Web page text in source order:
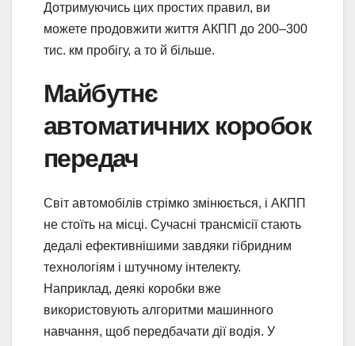
Дотримуючись цих простих правил, ви
можете продовжити життя АКПП до 200–300
тис. км пробігу, а то й більше.
Майбутнє
автоматичних коробок
передач
Світ автомобілів стрімко змінюється, і АКПП
не стоїть на місці. Сучасні трансмісії стають
дедалі ефективнішими завдяки гібридним
технологіям і штучному інтелекту.
Наприклад, деякі коробки вже
використовують алгоритми машинного
навчання, щоб передбачати дії водія. У